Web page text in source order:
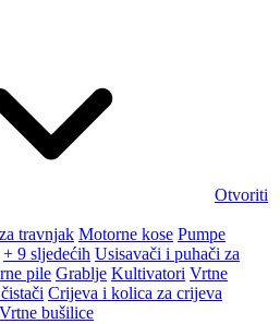
Otvoriti
travnjak Motorne kose Pumpe
+ 9 sljedećih Usisavači i puhači za
pile Grablje Kultivatori Vrtne
Crijeva i kolica za crijeva
Vrtne bušilice